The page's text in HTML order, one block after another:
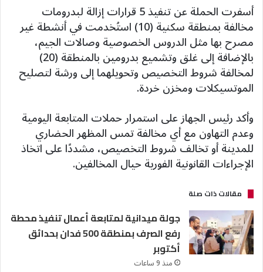
أسفرت الحملة عن تنفيذ 5 قرارات إزالة لبدرومات
مخالفة بمنطقة سكنية (10) استُخدمت في أنشطة غير
مصرح بها مثل الدروس الخصوصية وصالات الجيم،
بالإضافة إلى غلق وتشميع بدرومين بالمنطقة (20)
لمخالفة شروط التخصيص وتحويلهما إلى ورشة لتصليح
الموتسيكلات ومخزن خردة.
وأكد رئيس الجهاز على استمرار حملات المتابعة اليومية
وعدم التهاون مع أي مخالفة تمس المظهر الحضاري
للمدينة أو تخالف شروط التخصيص، مشددًا على اتخاذ
الإجراءات القانونية الفورية حيال المخالفين.
مقالات ذات صلة
جولة ميدانية لمتابعة أعمال تنفيذ محطة
رفع الصرف بمنطقة 500 فدان بحدائق
أكتوبر
منذ 9 ساعات